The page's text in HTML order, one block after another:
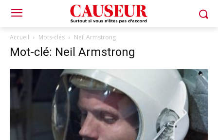
Accueil Mots-clés Neil Armstrong
Mot-clé: Neil Armstrong